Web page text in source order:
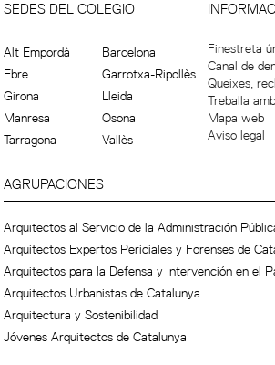
SEDES DEL COLEGIO
Alt Empordà
Barcelona
Ebre
Garrotxa-Ripollès
Girona
Lleida
Manresa
Osona
Tarragona
Vallès
Finestreta
Canal de
Queixes,
Treballa
Mapa web
Aviso legal
AGRUPACIONES
Arquitectos al Servicio de la Administración
Arquitectos Expertos Periciales y Forenses de
Arquitectos para la Defensa y Intervención en el
Arquitectos Urbanistas de Catalunya
Arquitectura y Sostenibilidad
Jóvenes Arquitectos de Catalunya